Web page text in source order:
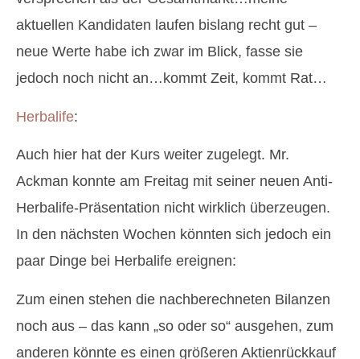
aktuellen Kandidaten laufen bislang recht gut –
neue Werte habe ich zwar im Blick, fasse sie
jedoch noch nicht an…kommt Zeit, kommt Rat…
Herbalife:
Auch hier hat der Kurs weiter zugelegt. Mr.
Ackman konnte am Freitag mit seiner neuen Anti-
Herbalife-Präsentation nicht wirklich überzeugen.
In den nächsten Wochen könnten sich jedoch ein
paar Dinge bei Herbalife ereignen:
Zum einen stehen die nachberechneten Bilanzen
noch aus – das kann „so oder so“ ausgehen, zum
anderen könnte es einen größeren Aktienrückkauf